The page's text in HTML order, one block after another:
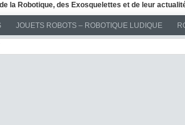
la Robotique, des Exosquelettes et de leur
JOUETS ROBOTS – ROBOTIQUE LUDIQUE